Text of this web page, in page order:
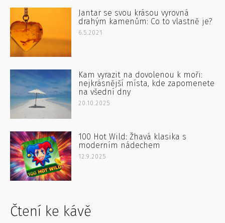
Jantar se svou krásou vyrovná
drahým kamenům: Co to vlastně je?
6.5.2021
Kam vyrazit na dovolenou k moři:
nejkrásnější místa, kde zapomenete
na všední dny
20.10.2025
100 Hot Wild: Žhavá klasika s
moderním nádechem
12.9.2025
Čtení ke kávě